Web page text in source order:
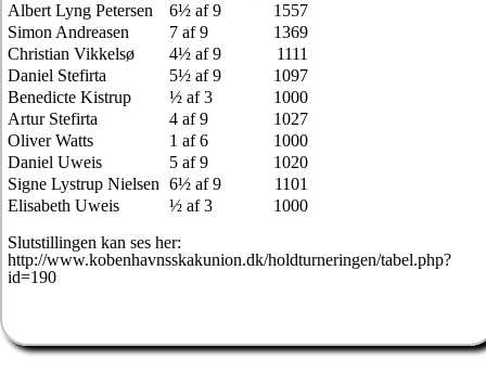
Albert Lyng Petersen
6½ af 9
1557
Simon Andreasen
7 af 9
1369
Christian Vikkelsø
4½ af 9
1111
Daniel Stefirta
5½ af 9
1097
Benedicte Kistrup
½ af 3
1000
Artur Stefirta
4 af 9
1027
Oliver Watts
1 af 6
1000
Daniel Uweis
5 af 9
1020
Signe Lystrup Nielsen 6½ af 9
1101
Elisabeth Uweis
½ af 3
1000
Slutstillingen kan ses her:
http://www.kobenhavnsskakunion.dk/holdturneringen/tabel.php?
id=190